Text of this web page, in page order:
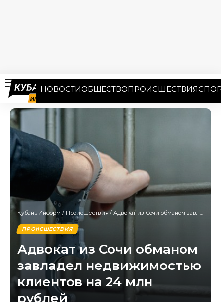
НОВОСТИОБЩЕСТВОПРОИСШЕСТВИЯ
Кубань Информ / Происшествия / Адвокат из Сочи обманом завладел недвижимостью клиентов на 24 млн рублей
ПРОИСШЕСТВИЯ
Адвокат из Сочи обманом
завладел недвижимостью
клиентов на 24 млн
рублей